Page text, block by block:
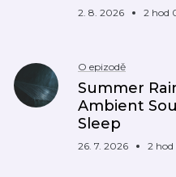
2. 8. 2026 2 hod
O epizodě
Summer
Ambient
Sleep
26. 7. 2026 2